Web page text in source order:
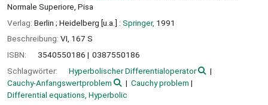
Normale Superiore, Pisa
Verlag: Berlin ; Heidelberg [u.a.] : Springer, 1991
Beschreibung: VI, 167 S
ISBN:
3540550186
0387550186
Schlagwörter:
Hyperbolischer Differentialoperator
Cauchy-Anfangswertproblem
Cauchy problem
Differential equations, Hyperbolic